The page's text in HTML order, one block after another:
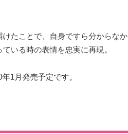
たことで、自身ですら分からなか
いる時の表情を忠実に再現。
1月発売予定です。